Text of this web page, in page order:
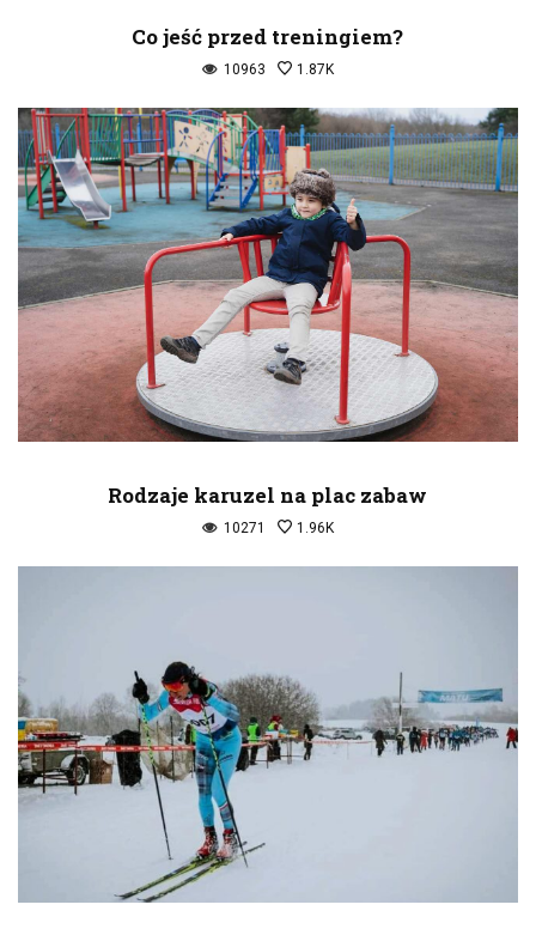
Co jeść przed treningiem?
10963 1.87K
Rodzaje karuzel na plac zabaw
10271 1.96K